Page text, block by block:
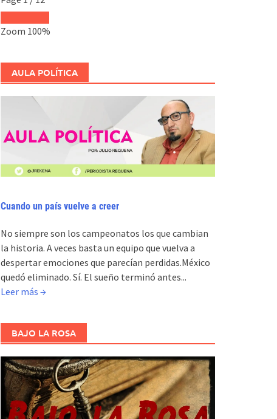
Zoom 100%
AULA POLÍTICA
Cuando un país vuelve a creer
No siempre son los campeonatos los que cambian
la historia. A veces basta un equipo que vuelva a
despertar emociones que parecían perdidas.México
quedó eliminado. Sí. El sueño terminó antes...
Leer más →
BAJO LA ROSA